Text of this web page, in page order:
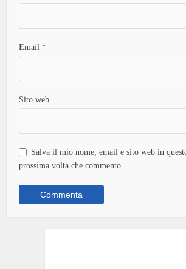
Email*
Sito web
Salva il mio nome, email e sito web in
prossima volta che commento.